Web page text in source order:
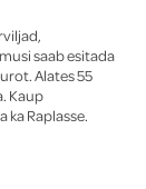
saab esitada
Alates 55
Kaup
ka Raplasse.